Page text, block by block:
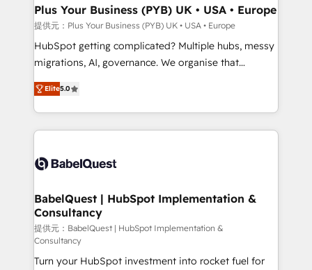
Town, Dubai & London. 500+ HubSpot CRM
implementations delivered. AI visibility coverage
across ChatGPT, Claude, Perplexity, Gemini and
Google AI Overviews. HubSpot Impact Award -
Innovation HubSpot Impact Award - Platform
Migration Excellence HubSpot Impact Award -
accreditations with HubSpot.
Plus Your Business (PYB) UK • USA • Europe
提供元：Plus Your Business (PYB) UK • USA • Europe
HubSpot getting complicated? Multiple hubs, messy
migrations, AI, governance. We organise that
complexity, so your team can put HubSpot to work...
Welcome to our Profile! We help with: • CRM
implementation, reports, workflows, and team
training • CRM migration from Salesforce, Pipedrive,
custom API integrations • AI governance for
Boutique 'Elite' team of 12 • 150+ clients across Sales
Hub, Marketing Hub, Service Hub, Data Hub and
CMS • ISO/IEC 27001:2022, ISO 9001:2015, and ISO
42001:2023 certified - the AI management standard •
GuardHub: our AI governance framework, built on
Elite5.0
BabelQuest | HubSpot Implementation &
Consultancy
提供元：BabelQuest | HubSpot Implementation &
Consultancy
Turn your HubSpot investment into rocket fuel for